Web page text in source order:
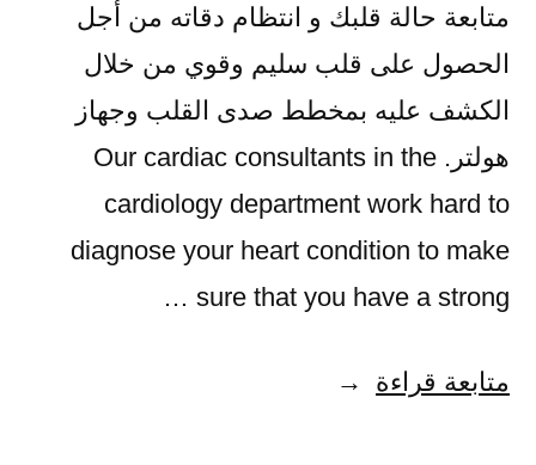
متابعة حالة قلبك و انتظام دقاته من أجل
الحصول على قلب سليم وقوي من خلال
الكشف عليه بمخطط صدى القلب وجهاز
هولتر. Our cardiac consultants in the
cardiology department work hard to
diagnose your heart condition to make
sure that you have a strong …
متابعة قراءة